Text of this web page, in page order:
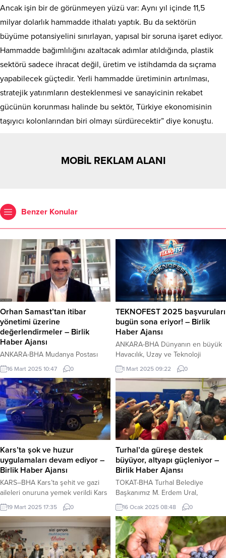
Ancak işin bir de görünmeyen yüzü var: Aynı yıl içinde 11,5
milyar dolarlık hammadde ithalatı yaptık. Bu da sektörün
büyüme potansiyelini sınırlayan, yapısal bir soruna işaret ediyor.
Hammadde bağımlılığını azaltacak adımlar atıldığında, plastik
sektörü sadece ihracat değil, üretim ve istihdamda da sıçrama
yapabilecek güçtedir. Yerli hammadde üretiminin artırılması,
stratejik yatırımların desteklenmesi ve sanayicinin rekabet
gücünün korunması halinde bu sektör, Türkiye ekonomisinin
taşıyıcı kolonlarından biri olmayı sürdürecektir” diye konuştu.
MOBİL REKLAM ALANI
Benzer Konular
Orhan Samast’tan itibar
yönetimi üzerine
değerlendirmeler – Birlik
Haber Ajansı
ANKARA-BHA Mudanya Postası
yazarı Orhan Samast, “İtibar
Kuvvetleri Komutanlığı” başlıklı
yazısında, kurumsal yapıların kriz
anlarında nasıl hareket etmesi
gerektiğine ve itibar yönetiminin
stratejik bir gereklilik olduğuna
değiniyor. Samast, , “İtibar
Kuvvetleri Komutanlığı” başlıklı
yazısında şunları ifade etti:
“Bireysel veya kurumsal anlamda
bir sorun ya da kriz yaşadığımızda
o krizi yönetecek,...
16 Mart 2025 10:47 0
TEKNOFEST 2025 başvuruları
bugün sona eriyor! – Birlik
Haber Ajansı
ANKARA-BHA Dünyanın en büyük
Havacılık, Uzay ve Teknoloji
Festivali olan TEKNOFEST, 2025
yılına özel teknoloji yarışmalarına
başvuru sürecini tamamlıyor.
Gençleri geleceğin teknolojilerine
yön vermeye davet eden festival,
45 milyon TL ödül ve 75 milyon
TL’nin üzerinde malzeme desteği
ile katılımcılarına büyük fırsatlar
sunuyor. TEKNOFEST 2025’e
başvurular, bugün gece saat
23.59’da...
1 Mart 2025 09:22 0
Kars’ta şok ve huzur
uygulamaları devam ediyor –
Birlik Haber Ajansı
KARS–BHA Kars’ta şehit ve gazi
aileleri onuruna yemek verildi Kars
İl Emniyet Müdürlüğü’nce şok
huzur uygulamaları yapıldı. Birçok
noktada görevlendirilen polis
ekipleri araçları tek tek durdurarak
kontrol etti. Vatandaşlara GBT
sorgulaması da yapan polis,
19 Mart 2025 17:35 0
Turhal’da güreşe destek
büyüyor, altyapı güçleniyor –
Birlik Haber Ajansı
TOKAT-BHA Turhal Belediye
Başkanımız M. Erdem Ural,
güreşçilere desteklerini
sürdürüyor. Altyapıya yapılacak
yatırımlarla, Turhal, ata sporunda
yeni yetenekler yetiştirecek. Turhal
Belediye Başkanımız M. Erdem
Ural, Turhallı güreşçilerin
16 Ocak 2025 08:48 0